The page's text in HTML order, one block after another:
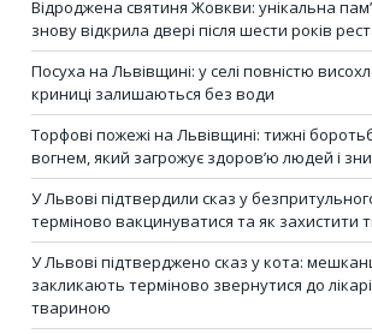
Відроджена святиня Жовкви: унікальна
знову відкрила двері після шести років
Посуха на Львівщині: у селі повністю
криниці залишаються без води
Торфові пожежі на Львівщині: тижні
вогнем, який загрожує здоров’ю людей і
У Львові підтвердили сказ у
терміново вакцинуватися та як захистити
У Львові підтверджено сказ у кота:
закликають терміново звернутися до
твариною